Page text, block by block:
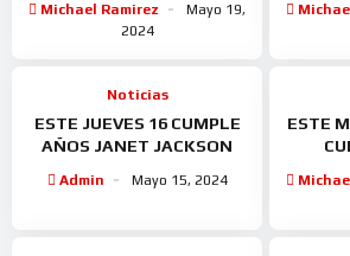
Michael Ramirez
Mayo 19,
2024
Noticias
ESTE JUEVES 16 CUMPLE
AÑOS JANET JACKSON
Admin Mayo 15, 2024
ESTE